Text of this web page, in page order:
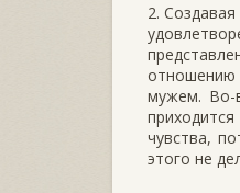
2.
отношению
мужем. Во-
чувства,
этого не